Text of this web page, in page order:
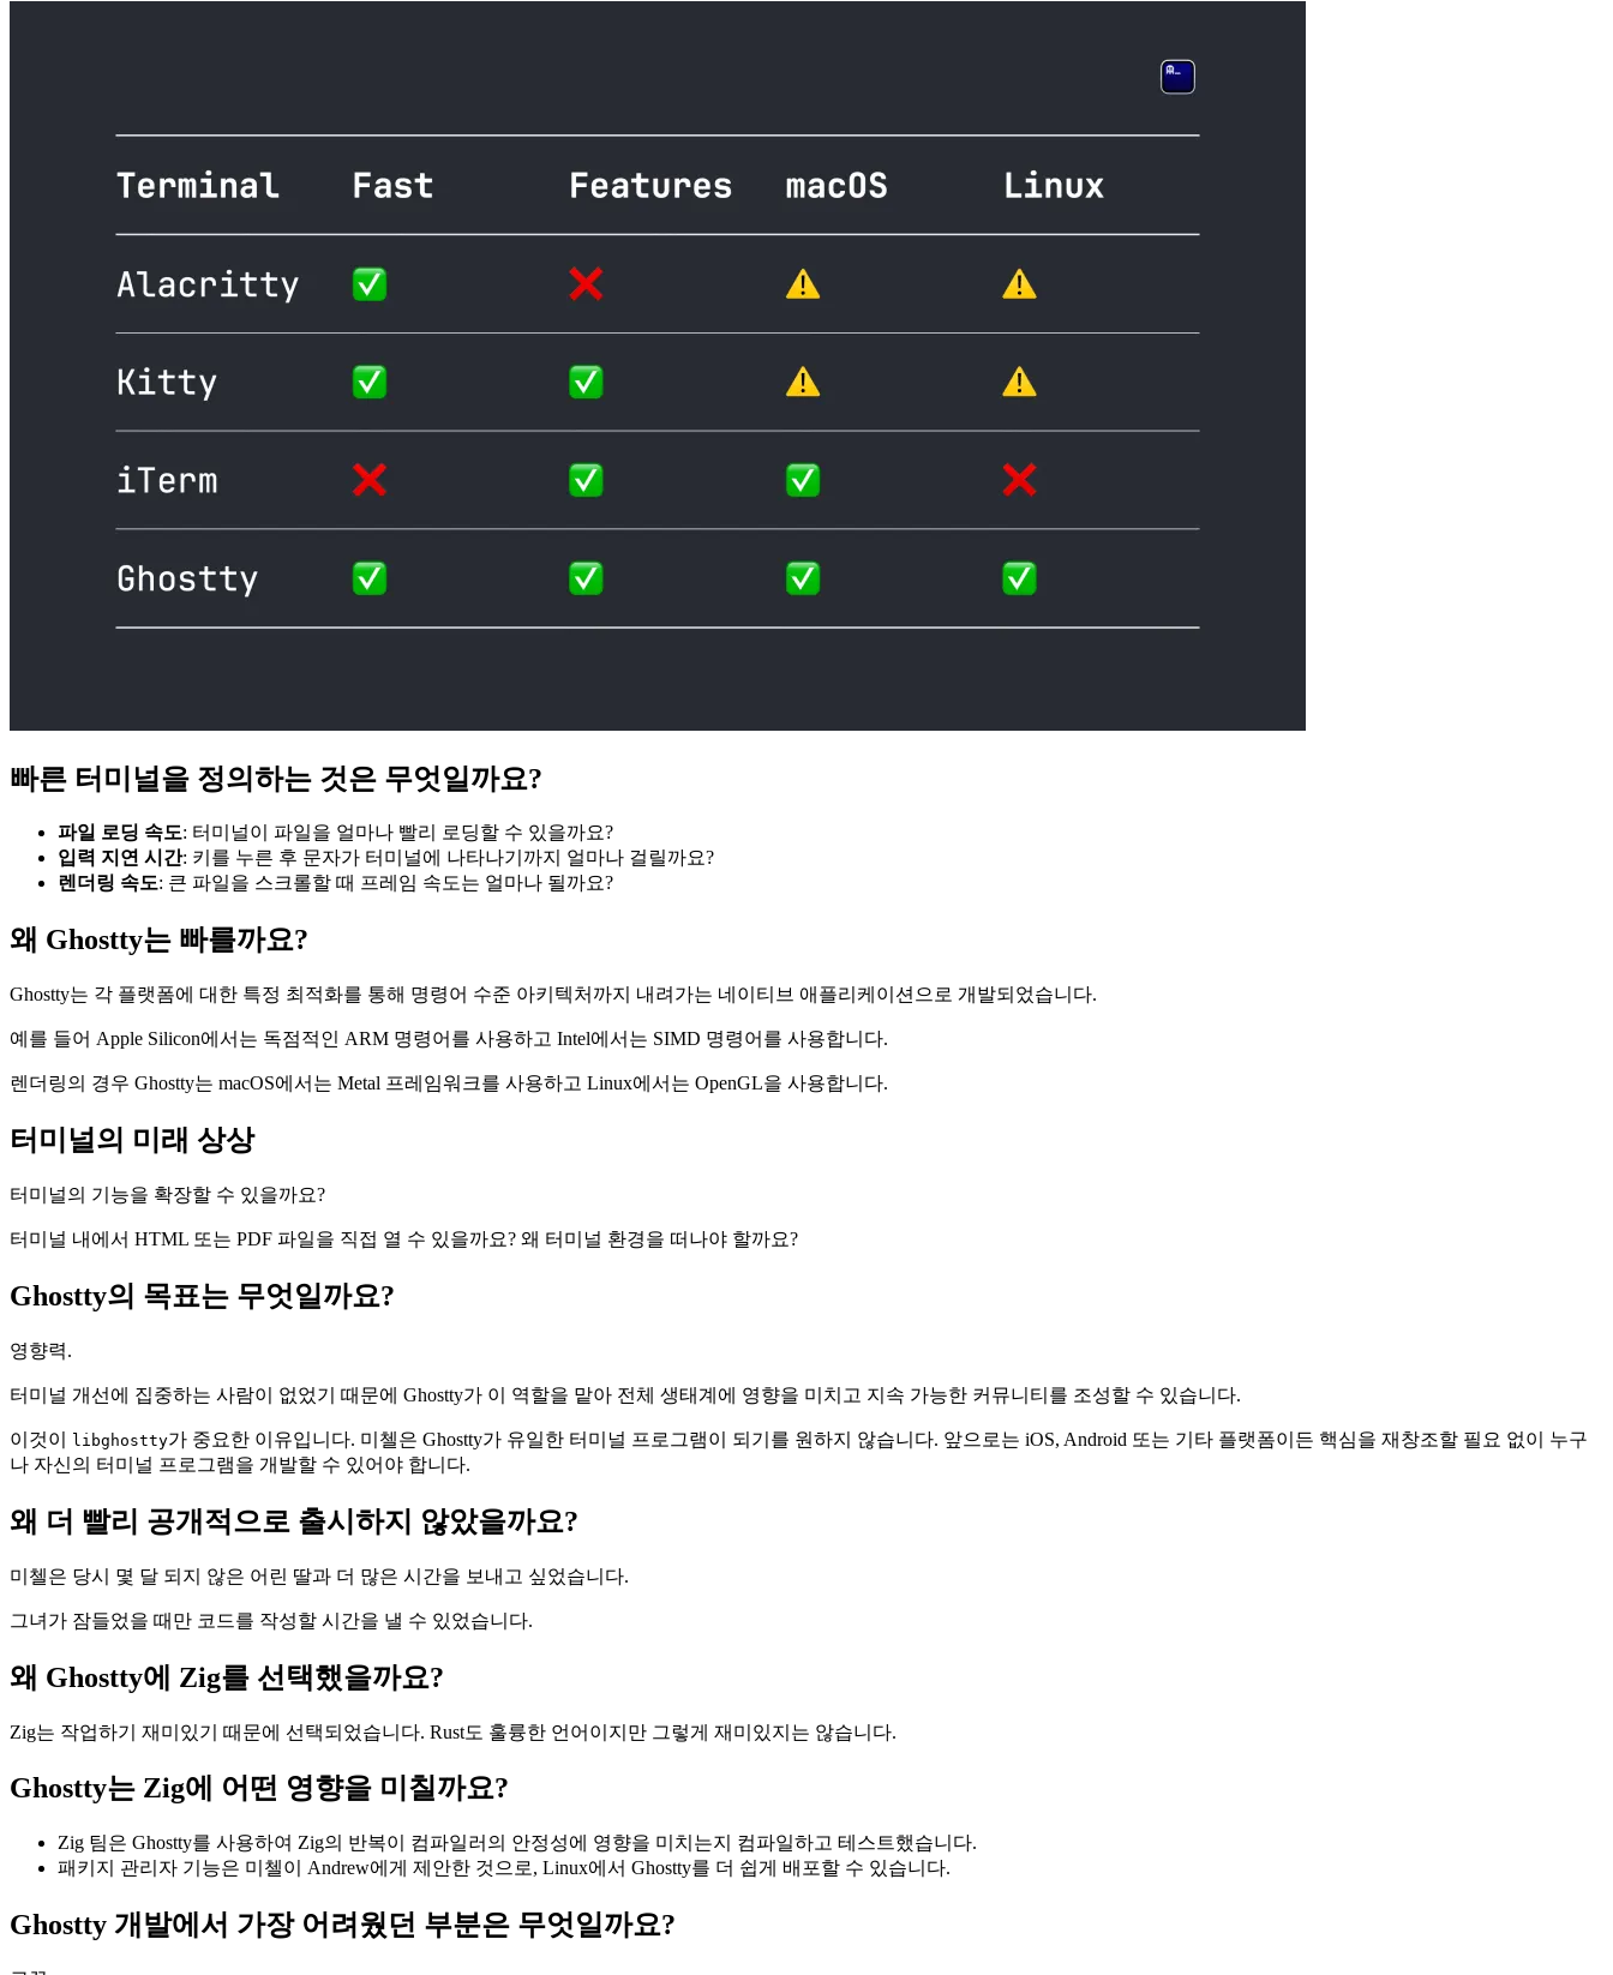
빠른 터미널을 정의하는 것은 무엇일까요?
파일 로딩 속도: 터미널이 파일을 얼마나 빨리 로딩할 수 있을까요?
입력 지연 시간: 키를 누른 후 문자가 터미널에 나타나기까지 얼마나 걸릴까요?
렌더링 속도: 큰 파일을 스크롤할 때 프레임 속도는 얼마나 될까요?
왜 Ghostty는 빠를까요?
Ghostty는 각 플랫폼에 대한 특정 최적화를 통해 명령어 수준 아키텍처까지 내려가는 네이티브 애플리케이션으로 개발되었습니다.
예를 들어 Apple Silicon에서는 독점적인 ARM 명령어를 사용하고 Intel에서는 SIMD 명령어를 사용합니다.
렌더링의 경우 Ghostty는 macOS에서는 Metal 프레임워크를 사용하고 Linux에서는 OpenGL을 사용합니다.
터미널의 미래 상상
터미널의 기능을 확장할 수 있을까요?
터미널 내에서 HTML 또는 PDF 파일을 직접 열 수 있을까요? 왜 터미널 환경을 떠나야 할까요?
Ghostty의 목표는 무엇일까요?
영향력.
터미널 개선에 집중하는 사람이 없었기 때문에 Ghostty가 이 역할을 맡아 전체 생태계에 영향을 미치고 지속 가능한 커뮤니티를 조성할 수 있습니다.
이것이 libghostty가 중요한 이유입니다. 미첼은 Ghostty가 유일한 터미널 프로그램이 되기를 원하지 않습니다. 앞으로는 iOS, Android 또는 기타 플랫폼이든 핵심을 재창조할 필요 없이 누구
나 자신의 터미널 프로그램을 개발할 수 있어야 합니다.
왜 더 빨리 공개적으로 출시하지 않았을까요?
미첼은 당시 몇 달 되지 않은 어린 딸과 더 많은 시간을 보내고 싶었습니다.
그녀가 잠들었을 때만 코드를 작성할 시간을 낼 수 있었습니다.
왜 Ghostty에 Zig를 선택했을까요?
Zig는 작업하기 재미있기 때문에 선택되었습니다. Rust도 훌륭한 언어이지만 그렇게 재미있지는 않습니다.
Ghostty는 Zig에 어떤 영향을 미칠까요?
Zig 팀은 Ghostty를 사용하여 Zig의 반복이 컴파일러의 안정성에 영향을 미치는지 컴파일하고 테스트했습니다.
패키지 관리자 기능은 미첼이 Andrew에게 제안한 것으로, Linux에서 Ghostty를 더 쉽게 배포할 수 있습니다.
Ghostty 개발에서 가장 어려웠던 부분은 무엇일까요?